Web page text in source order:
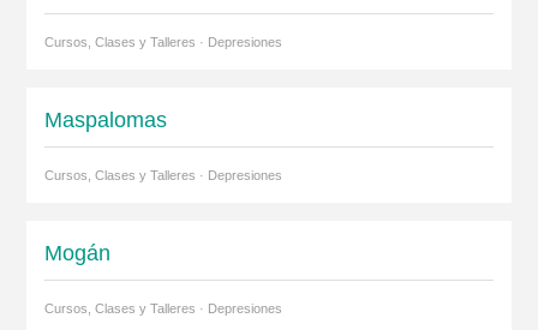
Cursos, Clases y Talleres · Depresiones
Maspalomas
Cursos, Clases y Talleres · Depresiones
Mogán
Cursos, Clases y Talleres · Depresiones